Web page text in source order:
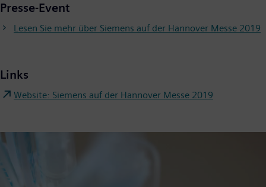
Presse-Event
Lesen Sie mehr über Siemens auf der Hannover Messe 2019
Links
Website: Siemens auf der Hannover Messe 2019